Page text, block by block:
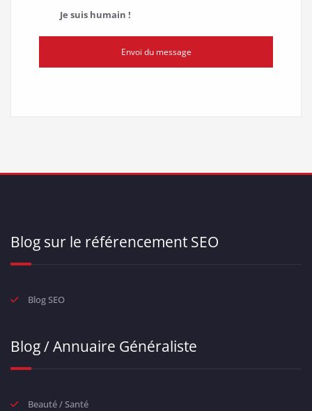
Je suis humain !
Envoi du message
Blog sur le référencement SEO
Blog SEO
Blog / Annuaire Généraliste
Beauté / Santé